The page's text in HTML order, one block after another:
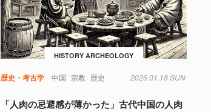
HISTORY ARCHEOLOGY
歴史・考古学 中国 宗教 歴史 2026.01.18 SUN
「人肉の忌避感が薄かった」古代中国の人肉